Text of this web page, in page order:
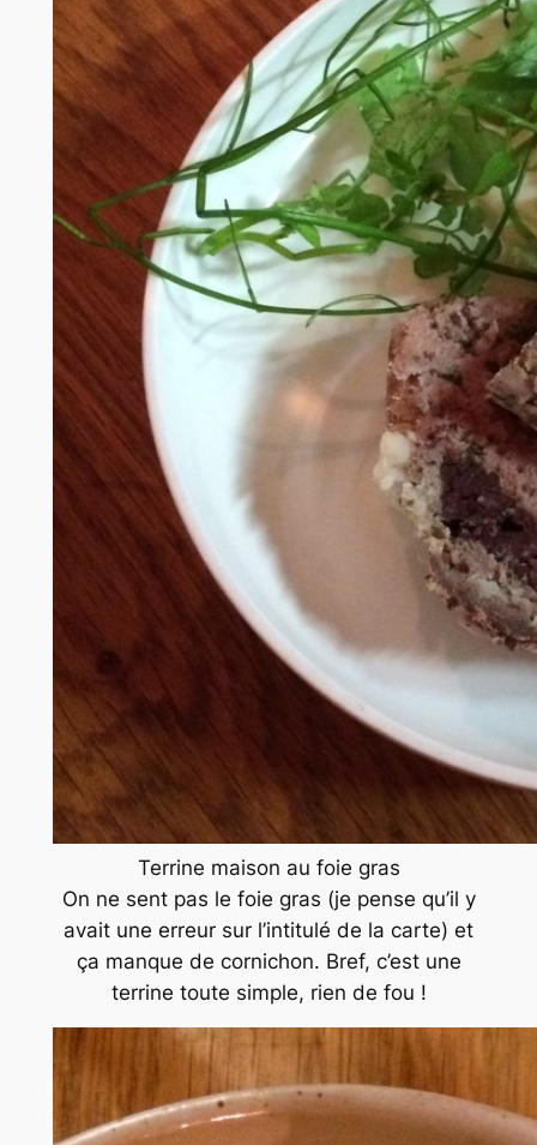
Terrine maison au foie gras
On ne sent pas le foie gras (je pense qu’il y
avait une erreur sur l’intitulé de la carte) et
ça manque de cornichon. Bref, c’est une
terrine toute simple, rien de fou !